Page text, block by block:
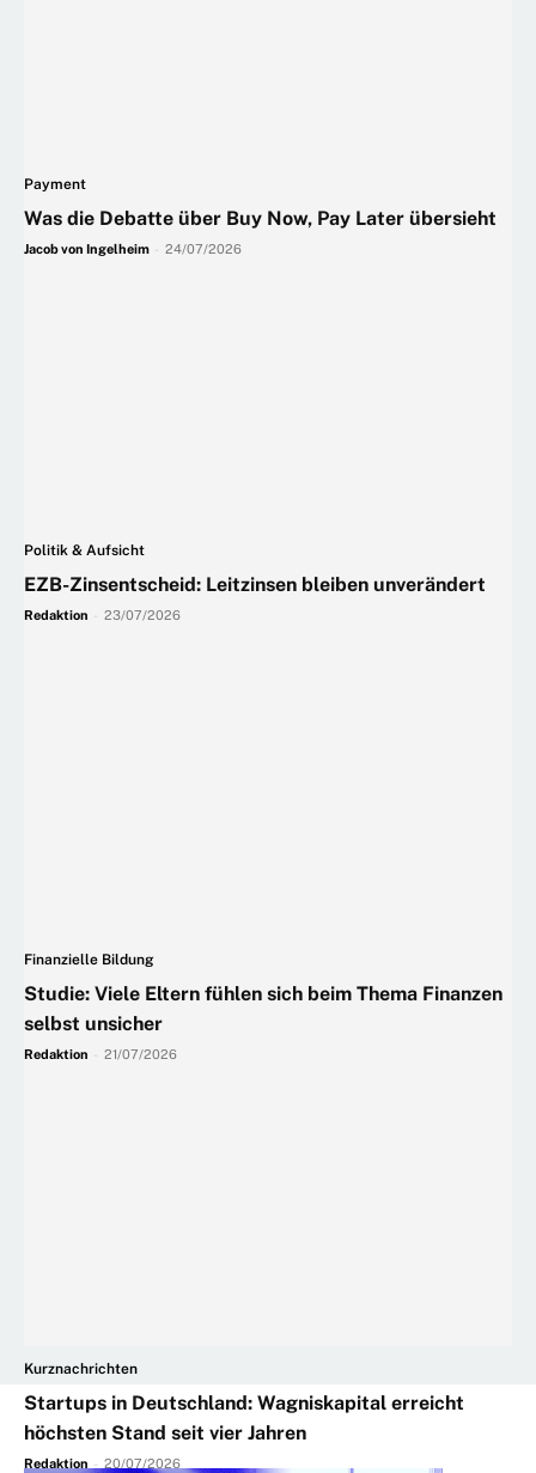
Payment
Was die Debatte über Buy Now, Pay Later übersieht
Jacob von Ingelheim 24/07/2026
Politik & Aufsicht
EZB-Zinsentscheid: Leitzinsen bleiben unverändert
Redaktion 23/07/2026
Finanzielle Bildung
Studie: Viele Eltern fühlen sich beim Thema Finanzen
selbst unsicher
Redaktion 21/07/2026
Kurznachrichten
Startups in Deutschland: Wagniskapital erreicht
höchsten Stand seit vier Jahren
Redaktion - 20/07/2026